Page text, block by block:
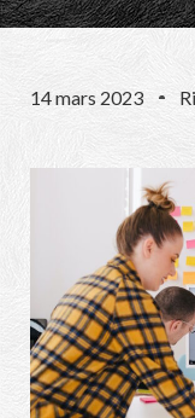
14 mars 2023